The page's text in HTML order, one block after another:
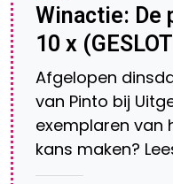
Winactie: De
10 x
Afgelopen
van Pinto bij
exemplaren van
kans maken?